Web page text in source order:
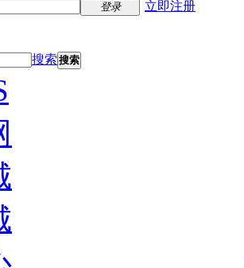
登录 立即注册
搜索 搜索